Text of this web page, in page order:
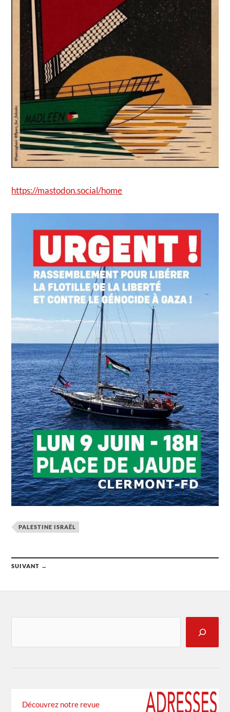
https://mastodon.social/home
PALESTINE ISRAËL
SUIVANT →
Découvrez notre revue